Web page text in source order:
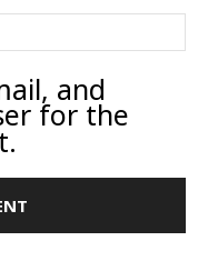
and
for the